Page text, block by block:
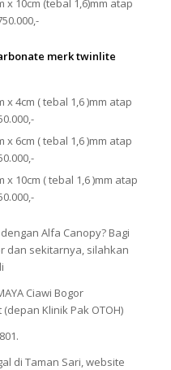
10cm (tebal 1,6)mm atap
merk twinlite
4cm ( tebal 1,6 )mm atap
6cm ( tebal 1,6 )mm atap
10cm ( tebal 1,6 )mm atap
Alfa Canopy? Bagi
dan sekitarnya, silahkan
Ciawi Bogor
Klinik Pak OTOH)
di Taman Sari, website